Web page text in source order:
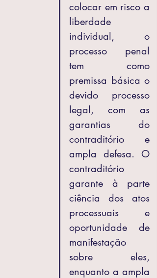
colocar em risco a
liberdade
individual, o
processo penal
tem como
premissa básica o
devido processo
legal, com as
garantias do
contraditório e
ampla defesa. O
contraditório
garante à parte
ciência dos atos
processuais e
oportunidade de
manifestação
sobre eles,
enquanto a ampla